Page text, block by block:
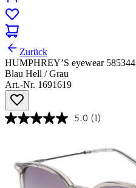
Zurück
HUMPHREY’S eyewear 585344
Blau Hell / Grau
Art.-Nr. 1691619
5.0 (1)